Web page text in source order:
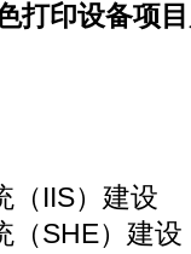
打印设备项
IIS）建设
SHE）建设